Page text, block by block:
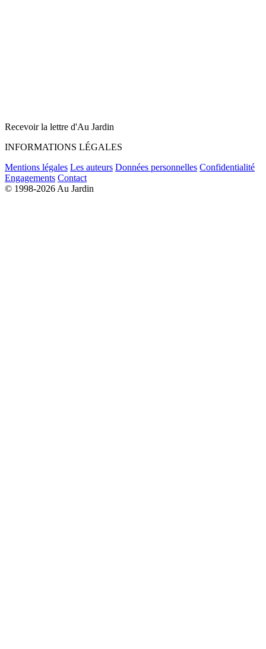
Recevoir la lettre d'Au Jardin
INFORMATIONS LÉGALES
Mentions légales Les auteurs Données personnelles Confidentialité
Engagements Contact
© 1998-2026 Au Jardin